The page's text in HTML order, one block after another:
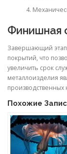
Финишная
Завершающий этап
покрытий, что
увеличить срок
металлоизделия
производственных
Похожие